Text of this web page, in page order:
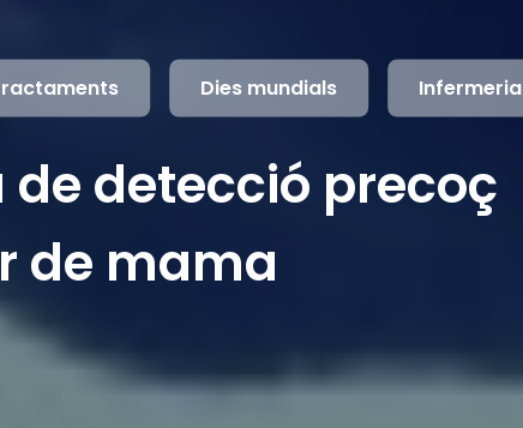
Dies mundials Infermeria
detecció precoç
de mama